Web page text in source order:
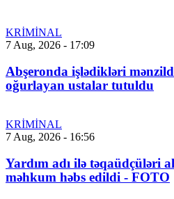
KRİMİNAL
7 Aug, 2026 - 17:09
Abşeronda işlədikləri
oğurlayan ustalar tutuldu
KRİMİNAL
7 Aug, 2026 - 16:56
Yardım adı ilə təqaüdçüləri
məhkum həbs edildi - FOTO